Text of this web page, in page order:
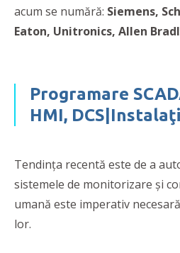
acum se numără: Siemens,
Eaton, Unitronics, Allen
Programare
HMI, DCS|
Tendinţa recentă este de a
sistemele de monitorizare şi
umană este imperativ
lor.